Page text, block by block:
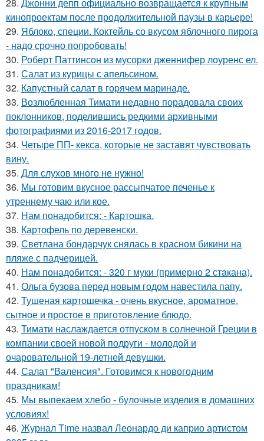
кинопроектам после продолжительной паузы в карьере!
29. Яблоко, специи. Коктейль со вкусом яблочного пирога
- надо срочно попробовать!
30. Роберт Паттинсон из мусорки дженнифер лоуренс ел.
31. Салат из курицы с апельсином.
32. Капустный салат в гоpячем маринаде.
33. Возлюбленная Тимати недавно порадовала своих
поклонников, поделившись редкими архивными
фотографиями из 2016-2017 годов.
34. Четыре ПП- кекса, которые не заставят чувствовать
вину.
35. Для слухов много не нужно!
36. Мы готовим вкусное рассыпчатое печенье к
утреннему чаю или кое.
37. Нам понадобится: - Картошка.
38. Картофель по деревенски.
39. Светлана бондарчук снялась в красном бикини на
пляже с падчерицей.
40. Нам понадобится: - 320 г муки (примерно 2 стaкана).
41. Ольга бузова перед новым годом навестила папу.
42. Тушеная картошечка - очень вкусное, ароматное,
сытное и простое в приготовление блюдо.
43. Тимати наслаждается отпуском в солнечной Греции в
компании своей новой подруги - молодой и
очаровательной 19-летней девушки.
44. Салат "Валенсия". Готовимся к новогодним
пpаздникам!
45. Мы выпекаем хлебо - булочные изделия в домашних
условиях!
46. Журнал Time назвал Леонардо ди каприо артистом